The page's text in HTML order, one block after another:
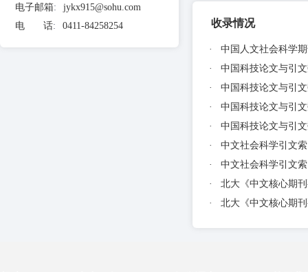
电子邮箱:
jykx915@sohu.com
电 话: 0411-84258254 收录情况
·
中国人文社会科学
·
中国科技论文与引
·
中国科技论文与引
·
中国科技论文与引
·
中国科技论文与引
·
中文社会科学引文
·
中文社会科学引文
·
北大《中文核心期
·
北大《中文核心期